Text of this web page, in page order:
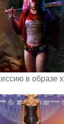
в образе